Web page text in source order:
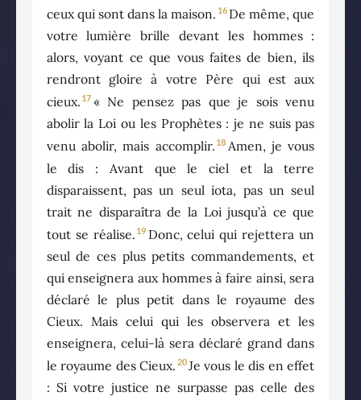
ceux qui sont dans la maison. 16 De même, que
votre lumière brille devant les hommes :
alors, voyant ce que vous faites de bien, ils
rendront gloire à votre Père qui est aux
cieux. 17 « Ne pensez pas que je sois venu
abolir la Loi ou les Prophètes : je ne suis pas
venu abolir, mais accomplir. 18 Amen, je vous
le dis : Avant que le ciel et la terre
disparaissent, pas un seul iota, pas un seul
trait ne disparaîtra de la Loi jusqu’à ce que
tout se réalise. 19 Donc, celui qui rejettera un
seul de ces plus petits commandements, et
qui enseignera aux hommes à faire ainsi, sera
déclaré le plus petit dans le royaume des
Cieux. Mais celui qui les observera et les
enseignera, celui-là sera déclaré grand dans
le royaume des Cieux. 20Je vous le dis en effet
: Si votre justice ne surpasse pas celle des